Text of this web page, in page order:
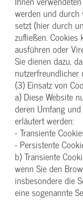
werden und durch
setzt (hier durch
zufließen.
ausführen oder
Sie dienen dazu,
nutzerfreundlicher
(3) Einsatz von
a) Diese Website
deren Umfang
erläutert werden:
- Transiente
- Persistente
b) Transiente
wenn Sie den
insbesondere die
eine sogenannte